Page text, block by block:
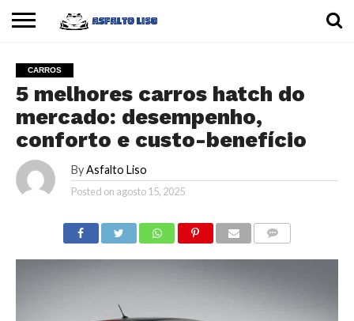
CARROS
MOTOS
DICAS
CARROS
5 melhores carros hatch do
mercado: desempenho,
conforto e custo-benefício
By Asfalto Liso
Posted on agosto 15, 2025